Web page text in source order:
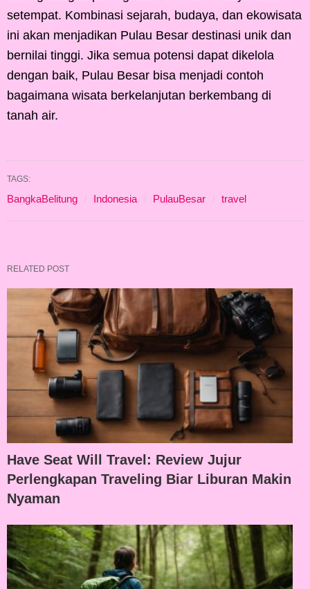
setempat. Kombinasi sejarah, budaya, dan ekowisata
ini akan menjadikan Pulau Besar destinasi unik dan
bernilai tinggi. Jika semua potensi dapat dikelola
dengan baik, Pulau Besar bisa menjadi contoh
bagaimana wisata berkelanjutan berkembang di
tanah air.
TAGS:
BangkaBelitung Indonesia PulauBesar travel
RELATED POST
Have Seat Will Travel: Review Jujur
Perlengkapan Traveling Biar Liburan Makin
Nyaman